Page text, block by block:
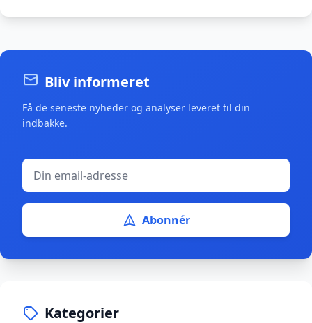
Bliv informeret
Få de seneste nyheder og analyser leveret til din
indbakke.
Abonnér
Kategorier